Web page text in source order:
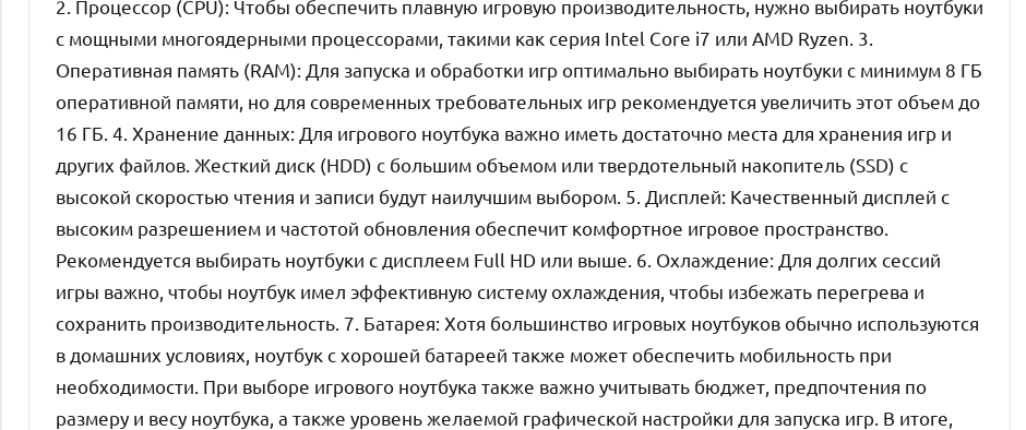
2. Процессор (CPU): Чтобы обеспечить плавную игровую производительность, нужно выбирать ноутбуки
с мощными многоядерными процессорами, такими как серия Intel Core i7 или AMD Ryzen. 3.
Оперативная память (RAM): Для запуска и обработки игр оптимально выбирать ноутбуки с минимум 8 ГБ
оперативной памяти, но для современных требовательных игр рекомендуется увеличить этот объем до
16 ГБ. 4. Хранение данных: Для игрового ноутбука важно иметь достаточно места для хранения игр и
других файлов. Жесткий диск (HDD) с большим объемом или твердотельный накопитель (SSD) с
высокой скоростью чтения и записи будут наилучшим выбором. 5. Дисплей: Качественный дисплей с
высоким разрешением и частотой обновления обеспечит комфортное игровое пространство.
Рекомендуется выбирать ноутбуки с дисплеем Full HD или выше. 6. Охлаждение: Для долгих сессий
игры важно, чтобы ноутбук имел эффективную систему охлаждения, чтобы избежать перегрева и
сохранить производительность. 7. Батарея: Хотя большинство игровых ноутбуков обычно используются
в домашних условиях, ноутбук с хорошей батареей также может обеспечить мобильность при
необходимости. При выборе игрового ноутбука также важно учитывать бюджет, предпочтения по
размеру и весу ноутбука, а также уровень желаемой графической настройки для запуска игр. В итоге,